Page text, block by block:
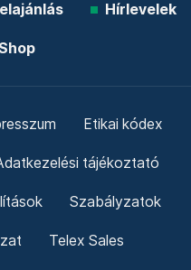
Hírlevelek
Etikai kódex
tájékoztató
Szabályzatok
Telex Sales